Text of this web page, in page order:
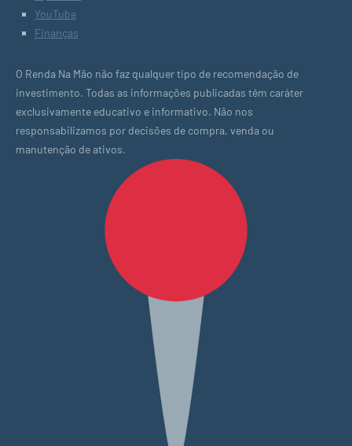
YouTube
Finanças
O Renda Na Mão não faz qualquer tipo de recomendação de
investimento. Todas as informações publicadas têm caráter
exclusivamente educativo e informativo. Não nos
responsabilizamos por decisões de compra, venda ou
manutenção de ativos.